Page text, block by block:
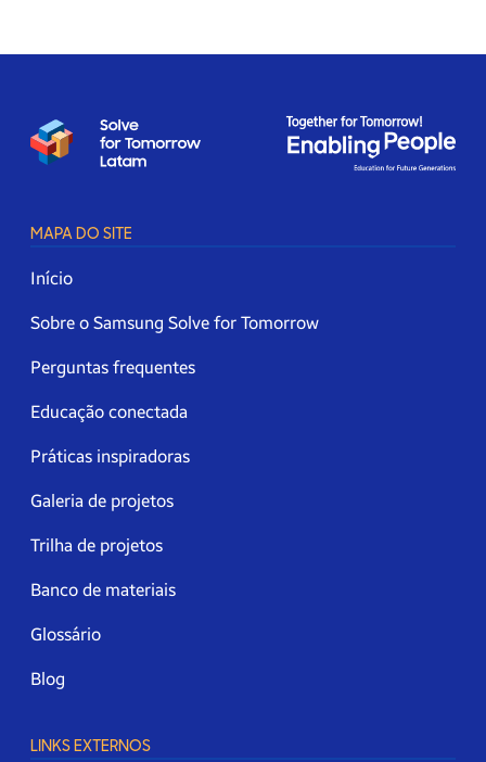
MAPA DO SITE
Início
Sobre o Samsung Solve for Tomorrow
Perguntas frequentes
Educação conectada
Práticas inspiradoras
Galeria de projetos
Trilha de projetos
Banco de materiais
Glossário
Blog
LINKS EXTERNOS